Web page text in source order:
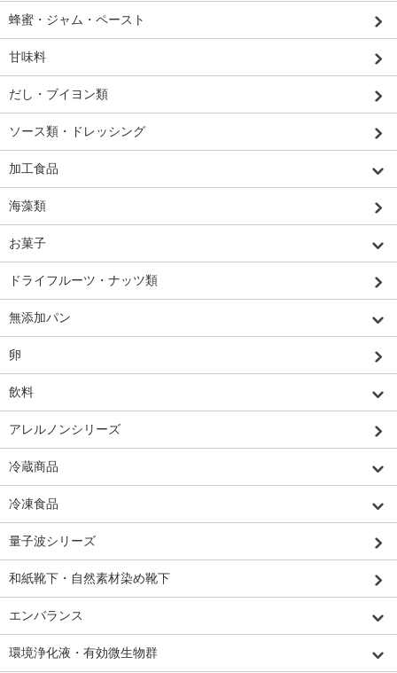
蜂蜜・ジャム・ペースト
甘味料
だし・ブイヨン類
ソース類・ドレッシング
加工食品
海藻類
お菓子
ドライフルーツ・ナッツ類
無添加パン
卵
飲料
アレルノンシリーズ
冷蔵商品
冷凍食品
量子波シリーズ
和紙靴下・自然素材染め靴下
エンバランス
環境浄化液・有効微生物群